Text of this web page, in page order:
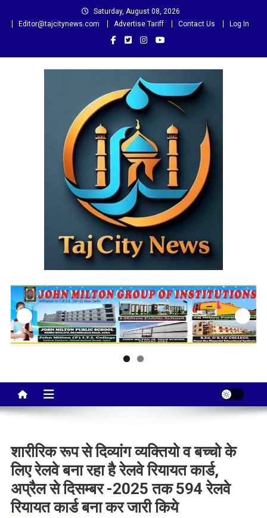
Saturday, August 08, 2026
Editor@tajcitynews.com
Advertise Tariff Contact Us Log In
Taj City News
शारीरिक रूप से दिव्यांग व्यक्तियो व बच्चो के
लिए रेलवे बना रहा है रेलवे रियायत कार्ड,
अप्रैल से दिसम्बर -2025 तक 594 रेलवे
रियायत कार्ड बना कर जारी किये